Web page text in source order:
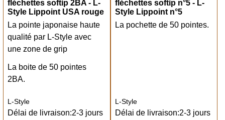
fléchettes softip 2BA - L-
Style Lippoint USA rouge
La pointe japonaise haute
qualité par L-Style avec
une zone de grip
La boite de 50 pointes
2BA.
L-Style
Délai de livraison:2-3 jours
fléchettes softip n°5 - L-
Style Lippoint n°5
La pochette de 50 pointes.
L-Style
Délai de livraison:2-3 jours